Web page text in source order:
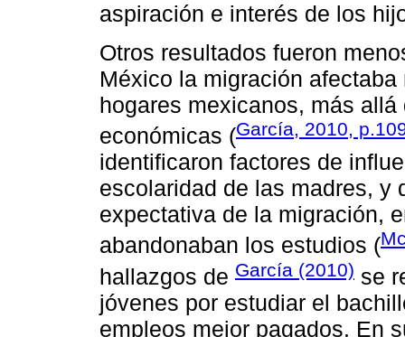
aspiración e interés de los
Otros resultados fueron
México la migración
hogares mexicanos, más
económicas (García, 2010,
identificaron factores de
escolaridad de las madres, y
expectativa de la migración,
abandonaban los estudios (
hallazgos de García (2010) se
jóvenes por estudiar el
empleos mejor pagados. En